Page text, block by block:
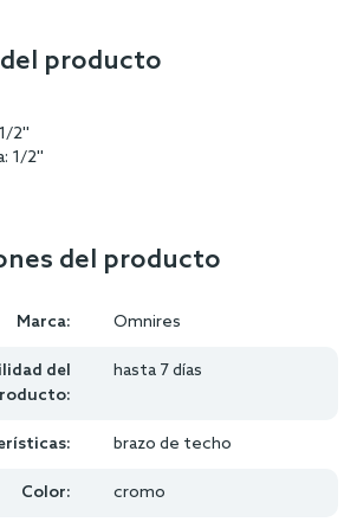
producto
2''
1/2''
del producto
Marca: Omnires
del
hasta 7 días
brazo de techo
Color: cromo